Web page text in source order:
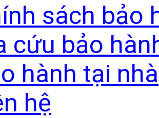
sách bảo
cứu bảo
hành tại nhà
hệ